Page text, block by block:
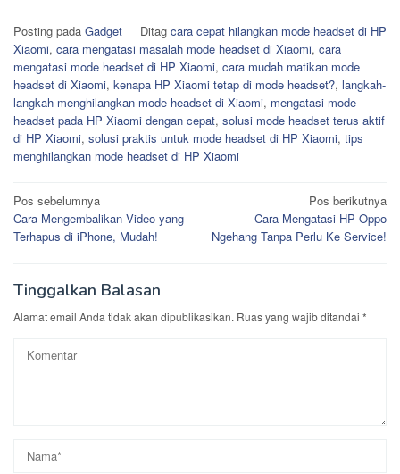
Posting pada Gadget Ditag cara cepat hilangkan mode headset di HP
Xiaomi, cara mengatasi masalah mode headset di Xiaomi, cara
mengatasi mode headset di HP Xiaomi, cara mudah matikan mode
headset di Xiaomi, kenapa HP Xiaomi tetap di mode headset?, langkah-
langkah menghilangkan mode headset di Xiaomi, mengatasi mode
headset pada HP Xiaomi dengan cepat, solusi mode headset terus aktif
di HP Xiaomi, solusi praktis untuk mode headset di HP Xiaomi, tips
menghilangkan mode headset di HP Xiaomi
Navigasi
pos
Pos sebelumnya
Cara Mengembalikan Video yang
Terhapus di iPhone, Mudah!
Pos berikutnya
Cara Mengatasi HP Oppo
Ngehang Tanpa Perlu Ke Service!
Tinggalkan Balasan
Alamat email Anda tidak akan dipublikasikan. Ruas yang wajib ditandai *